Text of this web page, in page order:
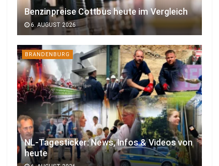
Benzinpreise Cottbus heute im Vergleich
6. AUGUST 2026
BRANDENBURG
NL-Tagesticker: News, Infos & Videos von
heute